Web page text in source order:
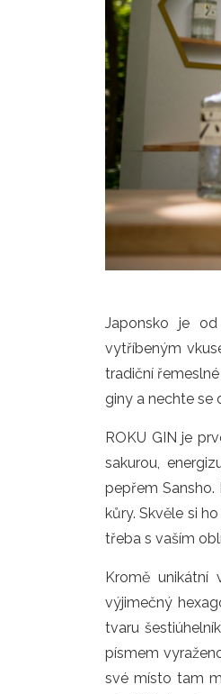
Japonsko je
vytříbeným
tradiční
giny a nechte se
ROKU GIN je
sakurou,
pepřem
kůry. Skvěle si
třeba s vaším
Kromě unikátní
výjimečný
tvaru
písmem
své místo tam